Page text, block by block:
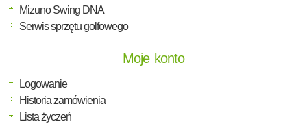
Mizuno Swing DNA
Serwis sprzętu golfowego
Moje konto
Logowanie
Historia zamówienia
Lista życzeń